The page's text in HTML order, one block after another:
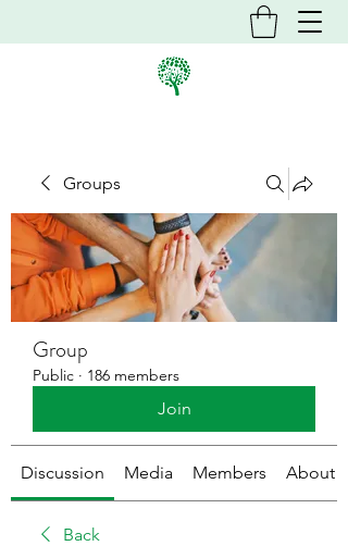
Groups
Group
Public · 186 members
Join
Discussion Media Members About
Back